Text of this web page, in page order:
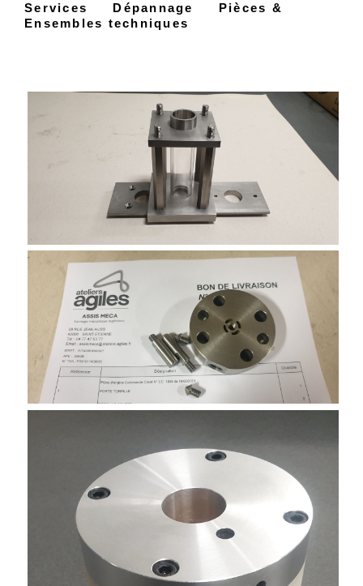
Services
Dépannage
Pièces &
Ensembles techniques